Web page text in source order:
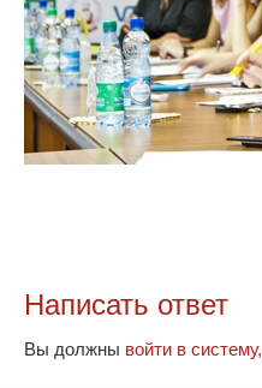
Написать ответ
Вы должны войти в систему,